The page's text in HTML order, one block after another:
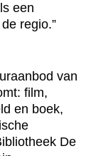
een
regio.”
van
film,
en boek,
De